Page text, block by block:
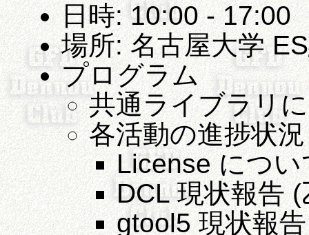
日時: 10:00 - 17:00
場所: 名古屋大学
プログラム
共通ライブラリ
各活動の進捗状況
License につい
DCL 現状報告 (
gtool5 現状報